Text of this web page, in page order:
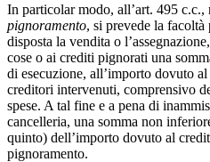
In particolar modo, all’art. 495 c.c.,
pignoramento, si prevede la
disposta la vendita o
cose o ai crediti pignorati una
di esecuzione, all’importo dovuto
creditori intervenuti, comprensivo
spese. A tal fine e a pena di
cancelleria, una somma non
quinto) dell’importo dovuto al
pignoramento.